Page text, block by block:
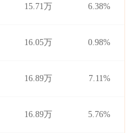
15.71万 6.38%
16.05万 0.98%
16.89万 7.11%
16.89万 5.76%